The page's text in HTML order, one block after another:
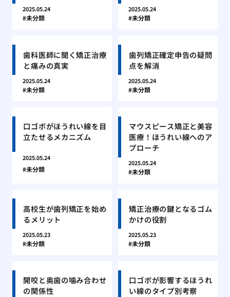
2025.05.24
未分類
2025.05.24
未分類
歯科医師に聞く矯正治療
と痛みの真実
2025.05.24
未分類
歯列矯正確定申告の疑問
点を解消
2025.05.24
未分類
口ゴボがほうれい線を目
立たせるメカニズム
2025.05.24
未分類
マウスピース矯正と美容
医療！ほうれい線へのア
プローチ
2025.05.24
未分類
高校生が歯列矯正を始め
るメリット
2025.05.23
未分類
矯正治療の鍵となるゴム
かけの役割
2025.05.23
未分類
開咬と奥歯の噛み合わせ
の関係性
口ゴボが影響するほうれ
い線のタイプ別考察